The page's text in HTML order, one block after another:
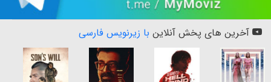
آخرین های پخش آنلاین با زیرنویس فارسی